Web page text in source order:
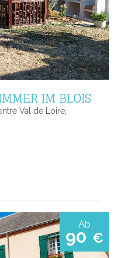
IM BLOIS
Val de Loire,
Ab
90 €